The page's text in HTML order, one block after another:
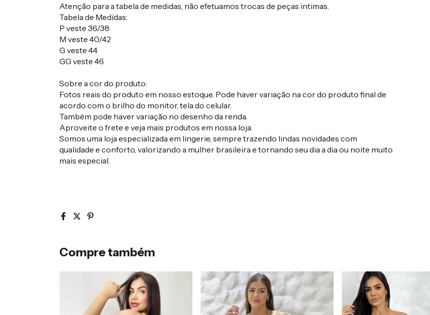
Atenção para a tabela de medidas, não efetuamos trocas de peças intimas.
Tabela de Medidas:
P veste 36/38
M veste 40/42
G veste 44
GG veste 46
Sobre a cor do produto:
Fotos reais do produto em nosso estoque. Pode haver variação na cor do produto final de
acordo com o brilho do monitor, tela do celular.
Também pode haver variação no desenho da renda.
Aproveite o frete e veja mais produtos em nossa loja.
Somos uma loja especializada em lingerie, sempre trazendo lindas novidades com
qualidade e conforto, valorizando a mulher brasileira e tornando seu dia a dia ou noite muito
mais especial.
Compre também